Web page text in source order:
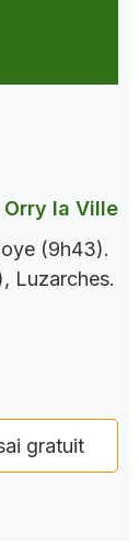
Orry la Ville
(9h43).
Luzarches.
gratuit